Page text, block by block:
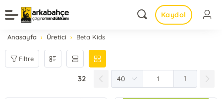
Kaydol
Anasayfa Üretici Beta Kids
Filtre
32 1